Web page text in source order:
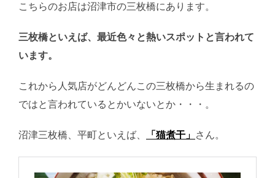
こちらのお店は沼津市の三枚橋にあります。
三枚橋といえば、最近色々と熱いスポットと言われて
います。
これから人気店がどんどんこの三枚橋から生まれるの
ではと言われているとかいないとか・・・。
沼津三枚橋、平町といえば、 「猫煮干」 さん。